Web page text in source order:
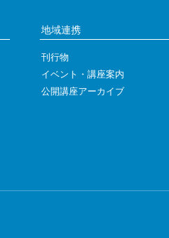
地域連携
刊行物
イベント・講座案内
公開講座アーカイブ